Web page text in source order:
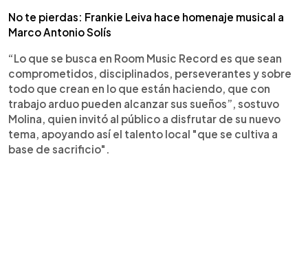
No te pierdas: Frankie Leiva hace homenaje musical a
Marco Antonio Solís
“Lo que se busca en Room Music Record es que sean
comprometidos, disciplinados, perseverantes y sobre
todo que crean en lo que están haciendo, que con
trabajo arduo pueden alcanzar sus sueños”, sostuvo
Molina, quien invitó al público a disfrutar de su nuevo
tema, apoyando así el talento local "que se cultiva a
base de sacrificio".